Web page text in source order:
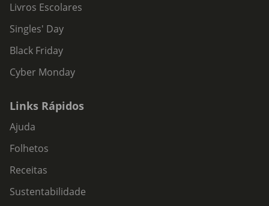
Livros Escolares
Singles' Day
Black Friday
Cyber Monday
Links Rápidos
Ajuda
Folhetos
Receitas
Sustentabilidade